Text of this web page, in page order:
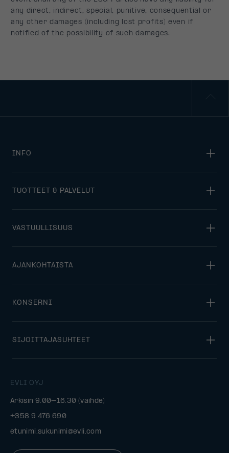
EVLI OYJ
Arkisin 9.00–16.30 (vaihde)
+358 9 476 690
etunimi.sukunimi@evli.com
INFO
TUOTTEET & PALVELUT
VASTUULLISUUS
AJANKOHTAISTA
KONSERNI
SIJOITTAJASUHTEET